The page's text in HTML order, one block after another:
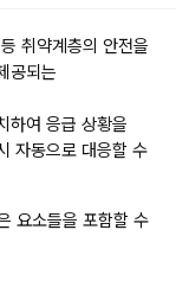
취약계층의 안전을
공되는
하여 응급 상황을
자동으로 대응할 수
요소들을 포함할 수